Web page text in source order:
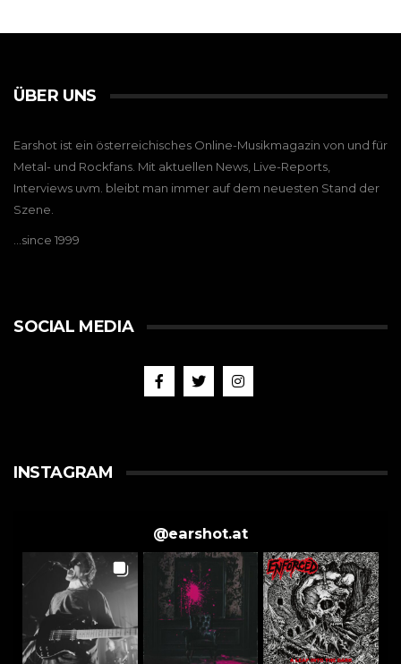
ÜBER UNS
Earshot ist ein österreichisches Online-Musikmagazin von und für
Metal- und Rockfans. Mit aktuellen News, Live-Reports,
Interviews uvm. bleibt man immer auf dem neuesten Stand der
Szene.
…since 1999
SOCIAL MEDIA
INSTAGRAM
@earshot.at